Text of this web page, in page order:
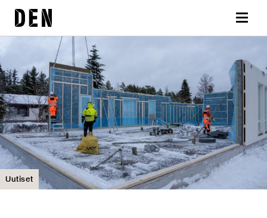
Siirry
sisältöön
DEN
Uutiset